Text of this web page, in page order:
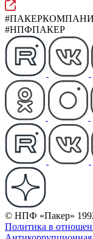
#НПФПАКЕР
© НПФ «Пакер»
Политика в